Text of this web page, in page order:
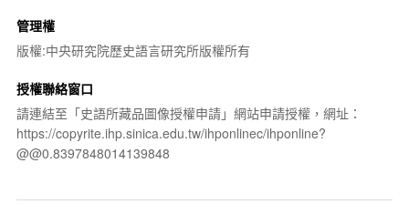
管理權
版權:中央研究院歷史語言研究所版權所有
授權聯絡窗口
請連結至「史語所藏品圖像授權申請」網站申請授權，網址：
https://copyrite.ihp.sinica.edu.tw/ihponlinec/ihponline?
@@0.8397848014139848